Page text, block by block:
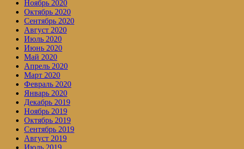
Ноябрь 2020
Октябрь 2020
Сентябрь 2020
Август 2020
Июль 2020
Июнь 2020
Май 2020
Апрель 2020
Март 2020
Февраль 2020
Январь 2020
Декабрь 2019
Ноябрь 2019
Октябрь 2019
Сентябрь 2019
Август 2019
Июль 2019